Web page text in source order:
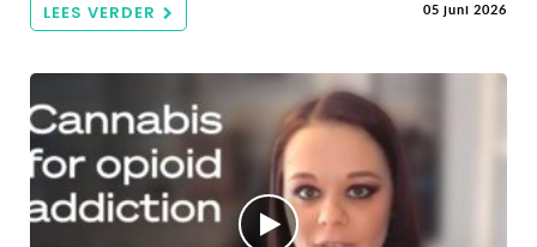
LEES VERDER 05 juni 2026